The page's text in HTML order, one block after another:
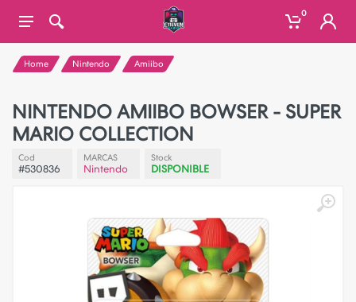
0
Home Nintendo Amiibo
NINTENDO AMIIBO BOWSER - SUPER
MARIO COLLECTION
Cod
#530836
MARCAS
Nintendo
Stock
DISPONIBLE